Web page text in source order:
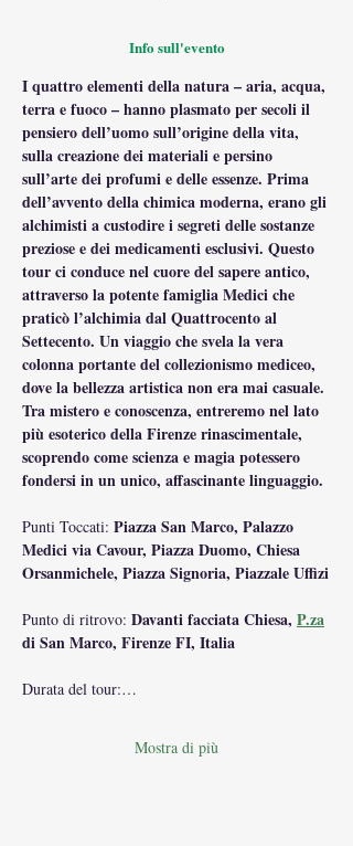
Info sull'evento
I quattro elementi della natura – aria, acqua,
terra e fuoco – hanno plasmato per secoli il
pensiero dell’uomo sull’origine della vita,
sulla creazione dei materiali e persino
sull’arte dei profumi e delle essenze. Prima
dell’avvento della chimica moderna, erano gli
alchimisti a custodire i segreti delle sostanze
preziose e dei medicamenti esclusivi. Questo
tour ci conduce nel cuore del sapere antico,
attraverso la potente famiglia Medici che
praticò l’alchimia dal Quattrocento al
Settecento. Un viaggio che svela la vera
colonna portante del collezionismo mediceo,
dove la bellezza artistica non era mai casuale.
Tra mistero e conoscenza, entreremo nel lato
più esoterico della Firenze rinascimentale,
scoprendo come scienza e magia potessero
fondersi in un unico, affascinante linguaggio.
Punti Toccati: Piazza San Marco, Palazzo
Medici via Cavour, Piazza Duomo, Chiesa
Orsanmichele, Piazza Signoria, Piazzale Uffizi
Punto di ritrovo: Davanti facciata Chiesa, P.za
di San Marco, Firenze FI, Italia
Durata del tour:…
Mostra di più